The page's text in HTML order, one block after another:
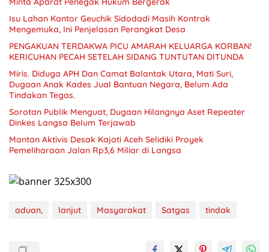
Isu Lahan Kantor Geuchik Sidodadi Masih Kontrak
Mengemuka, Ini Penjelasan Perangkat Desa
PENGAKUAN TERDAKWA PICU AMARAH KELUARGA KORBAN!
KERICUHAN PECAH SETELAH SIDANG TUNTUTAN DITUNDA
Miris. Diduga APH Dan Camat Balantak Utara, Mati Suri,
Dugaan Anak Kades Jual Bantuan Negara, Belum Ada
Sorotan Publik Menguat, Dugaan Hilangnya Aset Repeater
Dinkes Langsa Belum Terjawab
Mantan Aktivis Desak Kajati Aceh Selidiki Proyek
Pemeliharaan Jalan Rp3,6 Miliar di Langsa
aduan, lanjut Masyarakat Satgas tindak